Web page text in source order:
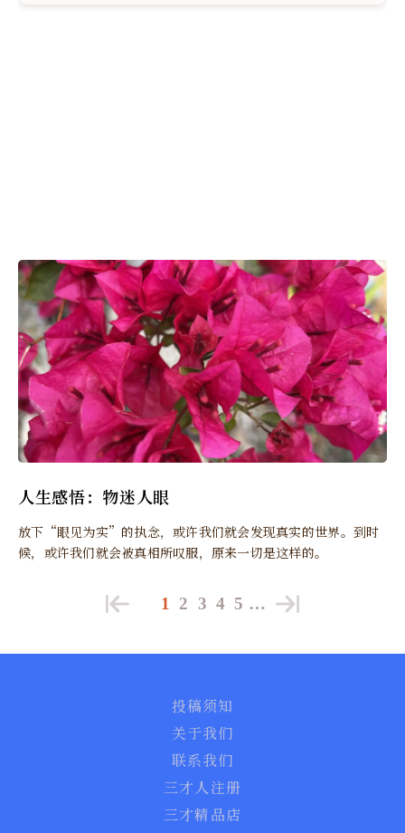
人生感悟：物迷人眼
放下“眼见为实”的执念，或许我们就会发现真实的世界。到时
候，或许我们就会被真相所叹服，原来一切是这样的。
1 2 3 4 5 …
投稿须知
关于我们
联系我们
三才人注册
三才精品店